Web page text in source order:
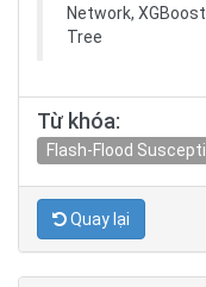
Network,
Tree
Từ khóa:
Flash-Flood
Quay lại